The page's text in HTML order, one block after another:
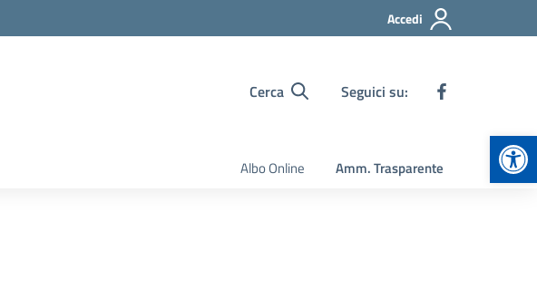
Accedi
Cerca Seguici su:
Albo Online Amm. Trasparente